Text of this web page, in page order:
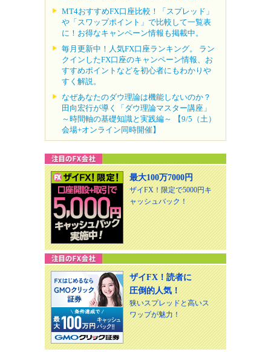
MT4おすすめFX口座比較！「スプレッド」
や「スワップポイント」で比較して一覧表
に！お得なキャンペーン情報も掲載中。
毎月更新中！人気FX口座ランキング。 ラン
クインしたFX口座のキャンペーン情報、お
すすめポイントなどを初心者にもわかりや
すく解説。
なぜあなたのダウ理論は機能しないのか？
田向宏行が導く「ダウ理論マスター講座」
～時間軸の基礎知識と実践編～ 【9/5（土）
会場+オンライン同時開催】
最大100万7000円
ザイFX！限定で5000円キ
ャッシュバック！
ザイFX！読者に
圧倒的人気！
狭いスプレッドと高いス
ワップが魅力！